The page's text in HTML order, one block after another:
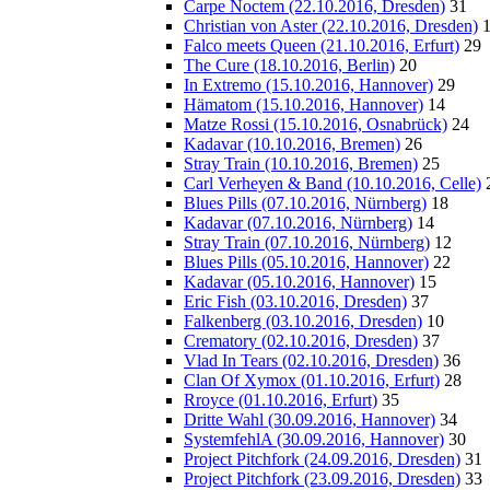
Carpe Noctem (22.10.2016, Dresden) 31
Christian von Aster (22.10.2016, Dresden)
Falco meets Queen (21.10.2016, Erfurt) 29
The Cure (18.10.2016, Berlin) 20
In Extremo (15.10.2016, Hannover) 29
Hämatom (15.10.2016, Hannover) 14
Matze Rossi (15.10.2016, Osnabrück) 24
Kadavar (10.10.2016, Bremen) 26
Stray Train (10.10.2016, Bremen) 25
Carl Verheyen & Band (10.10.2016, Celle)
Blues Pills (07.10.2016, Nürnberg) 18
Kadavar (07.10.2016, Nürnberg) 14
Stray Train (07.10.2016, Nürnberg) 12
Blues Pills (05.10.2016, Hannover) 22
Kadavar (05.10.2016, Hannover) 15
Eric Fish (03.10.2016, Dresden) 37
Falkenberg (03.10.2016, Dresden) 10
Crematory (02.10.2016, Dresden) 37
Vlad In Tears (02.10.2016, Dresden) 36
Clan Of Xymox (01.10.2016, Erfurt) 28
Rroyce (01.10.2016, Erfurt) 35
Dritte Wahl (30.09.2016, Hannover) 34
SystemfehlA (30.09.2016, Hannover) 30
Project Pitchfork (24.09.2016, Dresden) 31
Project Pitchfork (23.09.2016, Dresden) 33